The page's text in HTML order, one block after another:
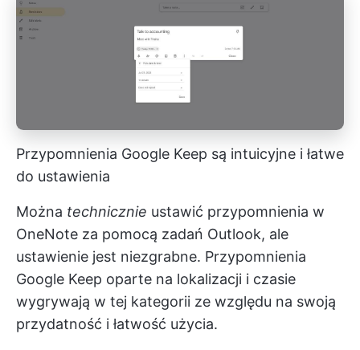
Przypomnienia Google Keep są intuicyjne i łatwe
do ustawienia
Można technicznie ustawić przypomnienia w
OneNote za pomocą zadań Outlook, ale
ustawienie jest niezgrabne. Przypomnienia
Google Keep oparte na lokalizacji i czasie
wygrywają w tej kategorii ze względu na swoją
przydatność i łatwość użycia.